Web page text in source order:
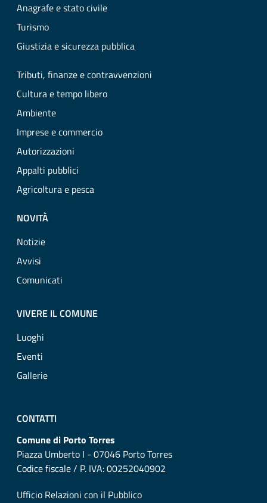
Anagrafe e stato civile
Turismo
Giustizia e sicurezza pubblica
Tributi, finanze e contravvenzioni
Cultura e tempo libero
Ambiente
Imprese e commercio
Autorizzazioni
Appalti pubblici
Agricoltura e pesca
NOVITÀ
Notizie
Avvisi
Comunicati
VIVERE IL COMUNE
Luoghi
Eventi
Gallerie
CONTATTI
Comune di Porto Torres
Piazza Umberto I - 07046 Porto Torres
Codice fiscale / P. IVA: 00252040902
Ufficio Relazioni con il Pubblico